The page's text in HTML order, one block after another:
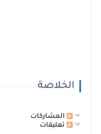
الخلاصة
المشاركات
تعليقات